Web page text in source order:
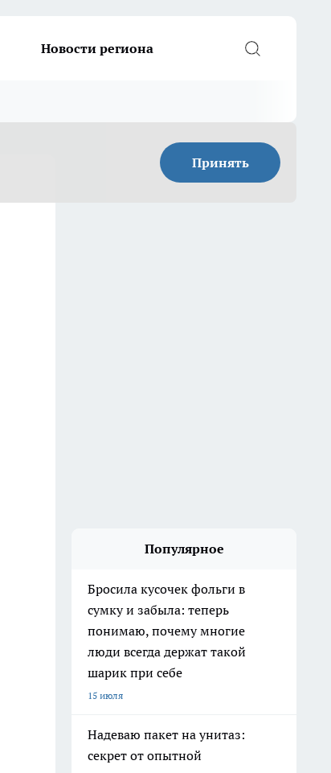
Новости региона
Принять
Популярное
Бросила кусочек фольги в
сумку и забыла: теперь
понимаю, почему многие
люди всегда держат такой
шарик при себе
15 июля
Надеваю пакет на унитаз:
секрет от опытной